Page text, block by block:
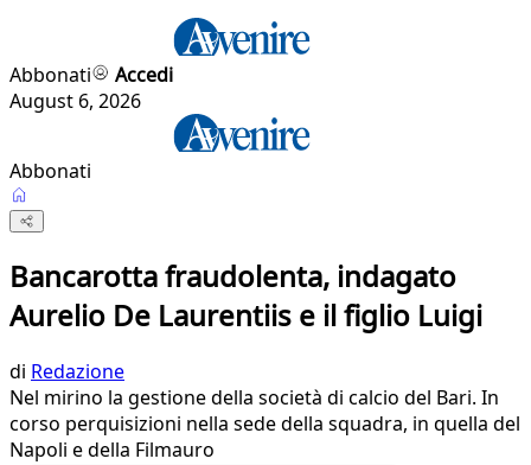
Abbonati
Accedi
August 6, 2026
Abbonati
Bancarotta fraudolenta, indagato
Aurelio De Laurentiis e il figlio Luigi
di Redazione
Nel mirino la gestione della società di calcio del Bari. In
corso perquisizioni nella sede della squadra, in quella del
Napoli e della Filmauro